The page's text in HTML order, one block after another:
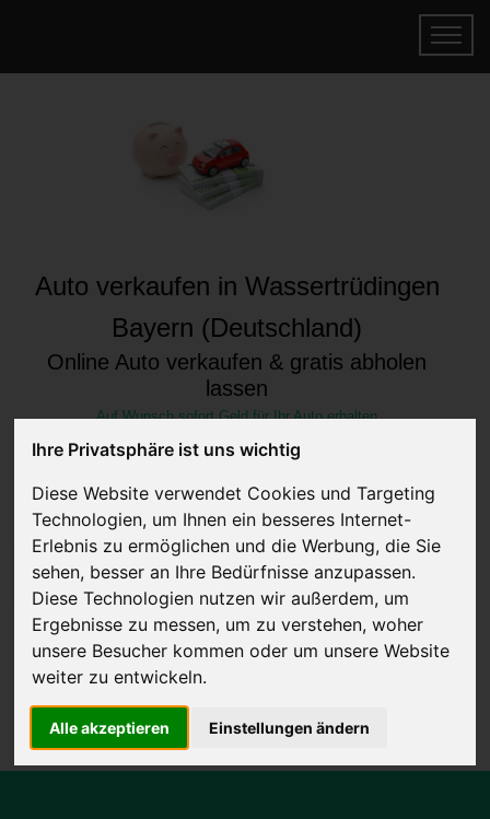
Ihre Privatsphäre ist uns wichtig
Diese Website verwendet Cookies und Targeting
Technologien, um Ihnen ein besseres Internet-
Erlebnis zu ermöglichen und die Werbung, die Sie
sehen, besser an Ihre Bedürfnisse anzupassen.
Diese Technologien nutzen wir außerdem, um
Ergebnisse zu messen, um zu verstehen, woher
unsere Besucher kommen oder um unsere Website
weiter zu entwickeln.
Alle akzeptieren Einstellungen ändern
Auto verkaufen in Wassertrüdingen
Bayern (Deutschland)
Online Auto verkaufen & gratis abholen
lassen
Auf Wunsch sofort Geld für Ihr Auto erhalten
JETZT KOSTENLOSE BEWERTUNG
Kostenloses Angebotfür den Ankauf Ihres Autos inklusive der
Abholung, auf Wunsch sofort Geld. Ihre Daten werden nicht mit Dritten
Wir garantieren 100% Sicherheit.